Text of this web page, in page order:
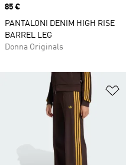
Price
85 €
PANTALONI DENIM HIGH RISE
BARREL LEG
Donna Originals